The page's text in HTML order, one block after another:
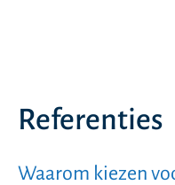
Referenties
Waarom kiezen